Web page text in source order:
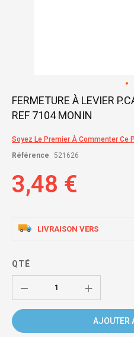
Skip
the
of
images
FERMETURE À LEVIER
REF 7104 MONIN
Soyez Le Premier À Commenter Ce
Référence
521626
3,48 €
LIVRAISON VERS
QTÉ
AJOUTER